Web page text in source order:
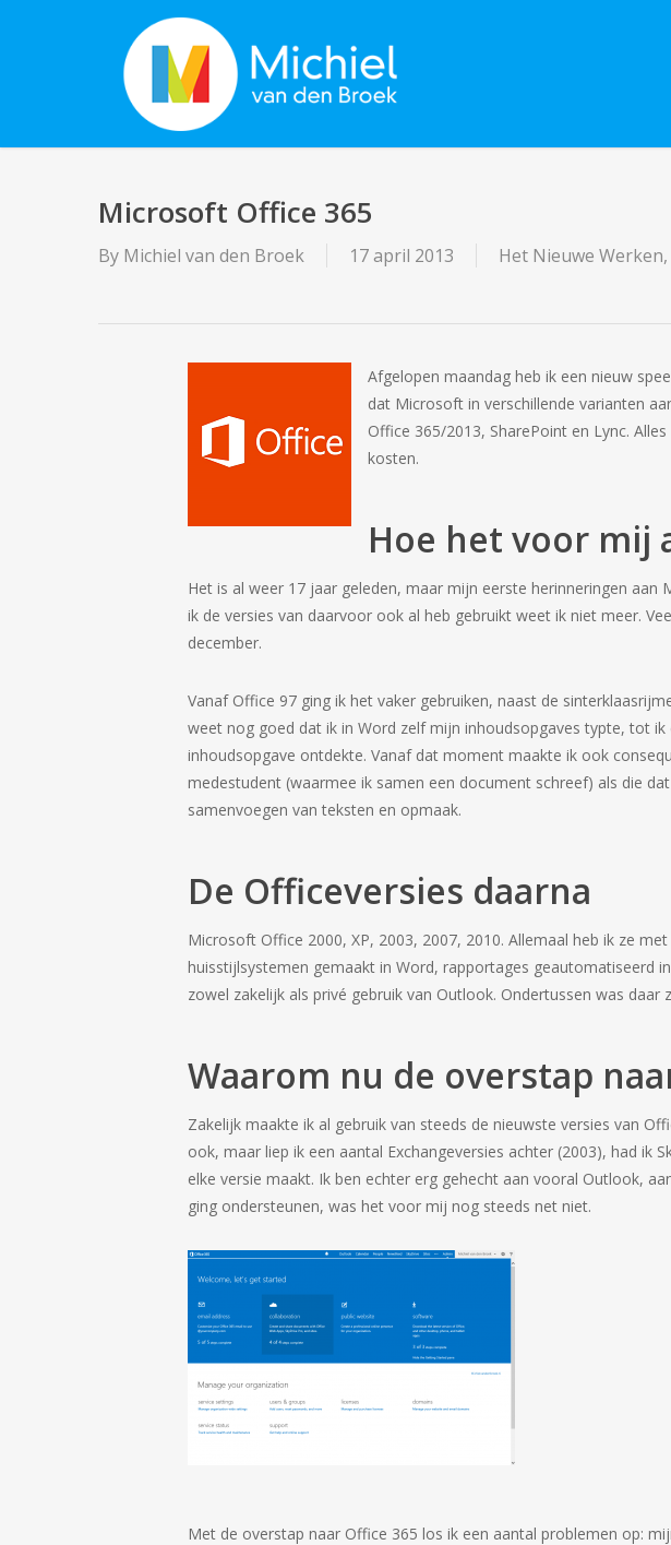
Microsoft Office 365
By Michiel van den Broek 17 april 2013 Het Nieuwe Werken,
Afgelopen maandag heb ik een nieuw
dat Microsoft in verschillende varianten
Office 365/2013, SharePoint en Lync.
kosten.
Hoe het voor mij
Het is al weer 17 jaar geleden, maar mijn eerste herinneringen aan
ik de versies van daarvoor ook al heb gebruikt weet ik niet meer.
december.
Vanaf Office 97 ging ik het vaker gebruiken, naast de
weet nog goed dat ik in Word zelf mijn inhoudsopgaves typte, tot
inhoudsopgave ontdekte. Vanaf dat moment maakte ik ook
medestudent (waarmee ik samen een document schreef) als die
samenvoegen van teksten en opmaak.
De Officeversies daarna
Microsoft Office 2000, XP, 2003, 2007, 2010. Allemaal heb ik ze
huisstijlsystemen gemaakt in Word, rapportages geautomatiseerd
zowel zakelijk als privé gebruik van Outlook. Ondertussen was
Waarom nu de overstap
Zakelijk maakte ik al gebruik van steeds de nieuwste versies van
ook, maar liep ik een aantal Exchangeversies achter (2003), had ik
elke versie maakt. Ik ben echter erg gehecht aan vooral Outlook,
ging ondersteunen, was het voor mij nog steeds net niet.
Met de overstap naar Office 365 los ik een aantal problemen op: